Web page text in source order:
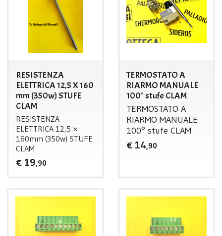
RESISTENZA
ELETTRICA 12,5 X 160
mm (350w) STUFE
CLAM
RESISTENZA
ELETTRICA12,5 ×
160mm (350w) STUFE
CLAM
€ 19,90
TERMOSTATO A
RIARMO MANUALE
100° stufe CLAM
TERMOSTATO A
RIARMO MANUALE
100° stufeCLAM
€ 14,90